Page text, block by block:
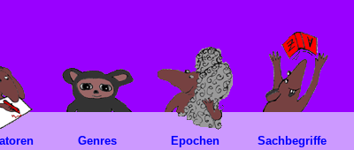
Genres Epochen Sachbegriffe